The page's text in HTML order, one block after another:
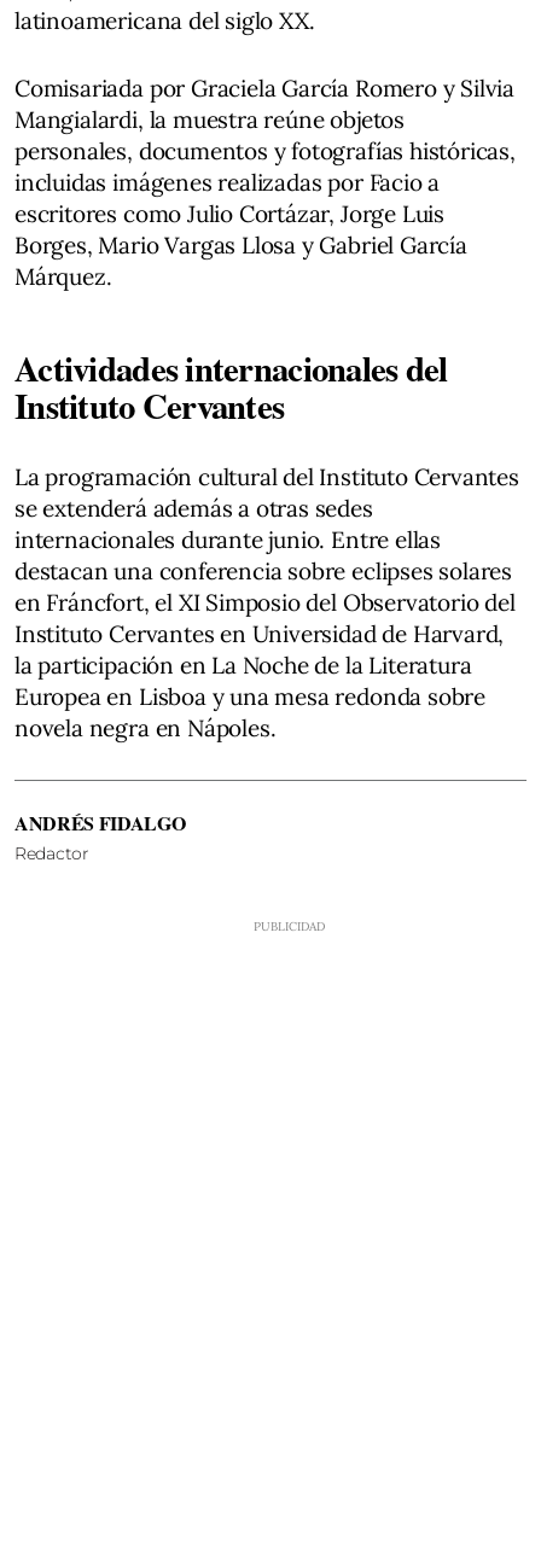
latinoamericana del siglo XX.
Comisariada por Graciela García Romero y Silvia
Mangialardi, la muestra reúne objetos
personales, documentos y fotografías históricas,
incluidas imágenes realizadas por Facio a
escritores como Julio Cortázar, Jorge Luis
Borges, Mario Vargas Llosa y Gabriel García
Márquez.
Actividades internacionales del
Instituto Cervantes
La programación cultural del Instituto Cervantes
se extenderá además a otras sedes
internacionales durante junio. Entre ellas
destacan una conferencia sobre eclipses solares
en Fráncfort, el XI Simposio del Observatorio del
Instituto Cervantes en Universidad de Harvard,
la participación en La Noche de la Literatura
Europea en Lisboa y una mesa redonda sobre
novela negra en Nápoles.
ANDRÉS FIDALGO
Redactor